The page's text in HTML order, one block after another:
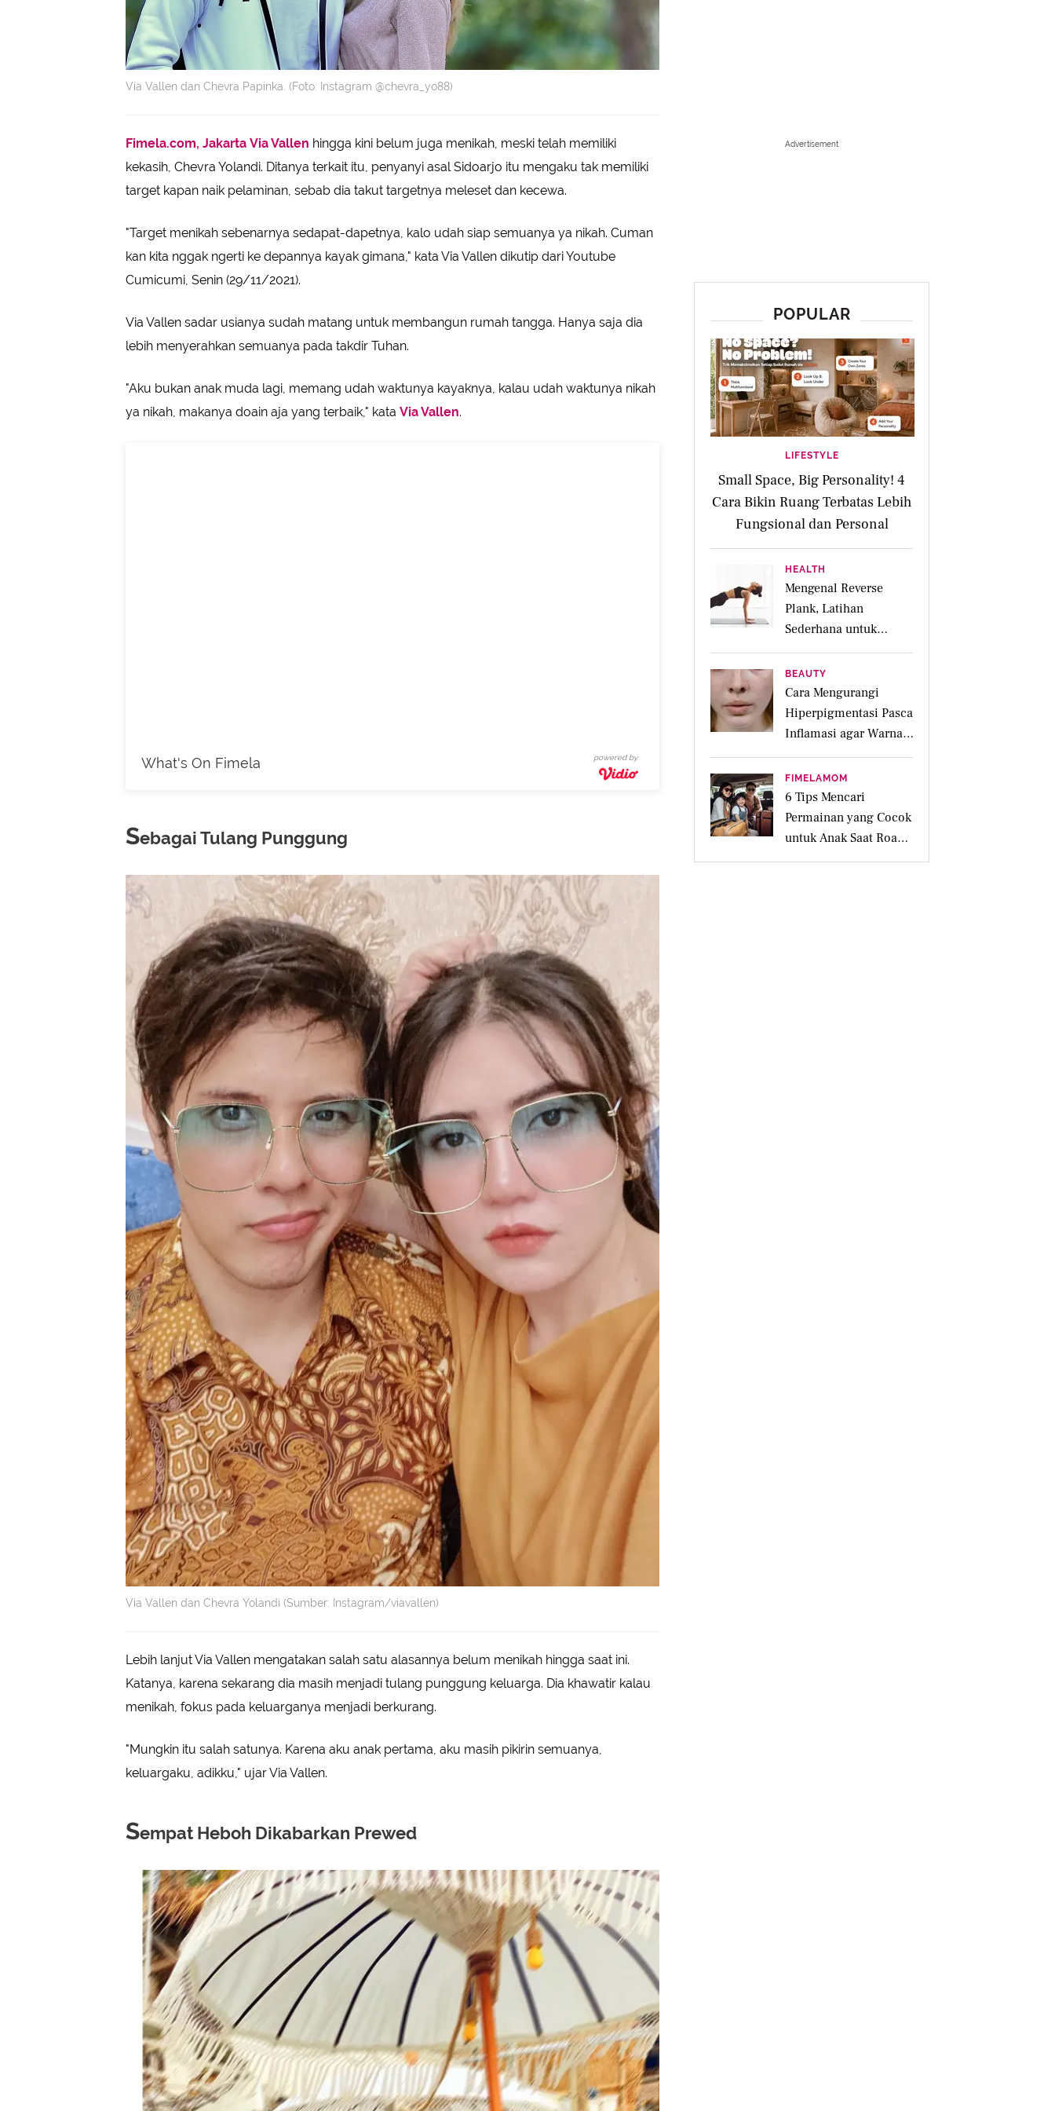
Via Vallen dan Chevra Papinka. (Foto: Instagram @chevra_yo88)
Fimela.com, Jakarta Via Vallen hingga kini belum juga menikah, meski telah memiliki
kekasih, Chevra Yolandi. Ditanya terkait itu, penyanyi asal Sidoarjo itu mengaku tak memiliki
target kapan naik pelaminan, sebab dia takut targetnya meleset dan kecewa.
"Target menikah sebenarnya sedapat-dapetnya, kalo udah siap semuanya ya nikah. Cuman
kan kita nggak ngerti ke depannya kayak gimana," kata Via Vallen dikutip dari Youtube
Cumicumi, Senin (29/11/2021).
Via Vallen sadar usianya sudah matang untuk membangun rumah tangga. Hanya saja dia
lebih menyerahkan semuanya pada takdir Tuhan.
"Aku bukan anak muda lagi, memang udah waktunya kayaknya, kalau udah waktunya nikah
ya nikah, makanya doain aja yang terbaik," kata Via Vallen.
What's On Fimela powered by
Sebagai Tulang Punggung
Via Vallen dan Chevra Yolandi (Sumber: Instagram/viavallen)
Lebih lanjut Via Vallen mengatakan salah satu alasannya belum menikah hingga saat ini.
Katanya, karena sekarang dia masih menjadi tulang punggung keluarga. Dia khawatir kalau
menikah, fokus pada keluarganya menjadi berkurang.
"Mungkin itu salah satunya. Karena aku anak pertama, aku masih pikirin semuanya,
keluargaku, adikku," ujar Via Vallen.
Sempat Heboh Dikabarkan Prewed
Advertisement
POPULAR
LIFESTYLE
Small Space, Big Personality! 4
Cara Bikin Ruang Terbatas Lebih
Fungsional dan Personal
HEALTH
Mengenal Reverse
Plank, Latihan
Sederhana untuk
Menguatkan Otot
Posterior dan Core
BEAUTY
Cara Mengurangi
Hiperpigmentasi Pasca
Inflamasi agar Warna
Kulit Lebih Merata
FIMELAMOM
6 Tips Mencari
Permainan yang Cocok
untuk Anak Saat Road
Trip Keluarga